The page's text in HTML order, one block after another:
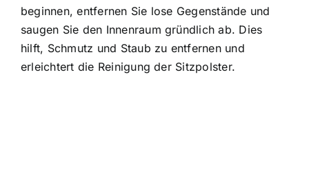
beginnen, entfernen Sie lose Gegenstände und
saugen Sie den Innenraum gründlich ab. Dies
hilft, Schmutz und Staub zu entfernen und
erleichtert die Reinigung der Sitzpolster.